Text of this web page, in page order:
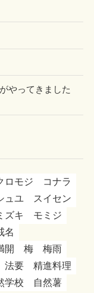
やってきました
ロモジ
コナラ
ュユ
スイセン
ズキ
モミジ
名
開 梅
梅雨
法要
精進料理
学校
自然薯